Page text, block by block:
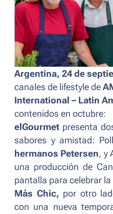
Argentina, 24 de
canales de lifestyle de
International – Latin
contenidos en octubre:
elGourmet presenta
sabores y amistad:
hermanos Petersen, y
una producción de
pantalla para celebrar
Más Chic, por otro
con una nueva